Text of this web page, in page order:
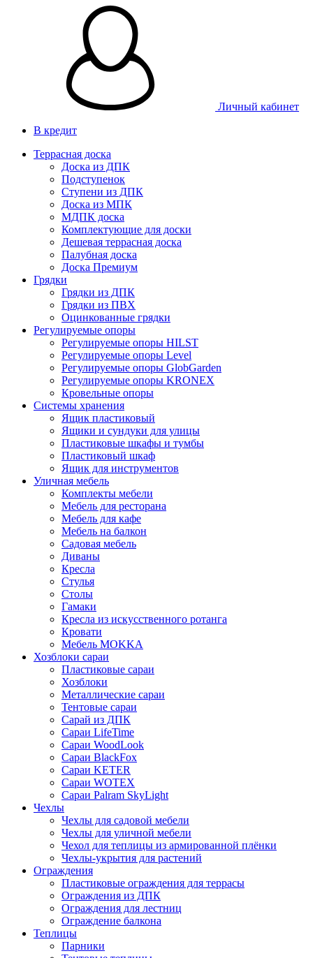
Личный кабинет
В кредит
Террасная доска
Доска из ДПК
Подступенок
Ступени из ДПК
Доска из МПК
МДПК доска
Комплектующие для доски
Дешевая террасная доска
Палубная доска
Доска Премиум
Грядки
Грядки из ДПК
Грядки из ПВХ
Оцинкованные грядки
Регулируемые опоры
Регулируемые опоры HILST
Регулируемые опоры Level
Регулируемые опоры GlobGarden
Регулируемые опоры KRONEX
Кровельные опоры
Системы хранения
Ящик пластиковый
Ящики и сундуки для улицы
Пластиковые шкафы и тумбы
Пластиковый шкаф
Ящик для инструментов
Уличная мебель
Комплекты мебели
Мебель для ресторана
Мебель для кафе
Мебель на балкон
Садовая мебель
Диваны
Кресла
Стулья
Столы
Гамаки
Кресла из искусственного ротанга
Кровати
Мебель MOKKA
Хозблоки сараи
Пластиковые сараи
Хозблоки
Металлические сараи
Тентовые сараи
Сарай из ДПК
Cараи LifeTime
Cараи WoodLook
Сараи BlackFox
Сараи KETER
Сараи WOTEX
Сараи Palram SkyLight
Чехлы
Чехлы для садовой мебели
Чехлы для уличной мебели
Чехол для теплицы из армированной плёнки
Чехлы-укрытия для растений
Ограждения
Пластиковые ограждения для террасы
Ограждения из ДПК
Ограждения для лестниц
Ограждение балкона
Теплицы
Парники